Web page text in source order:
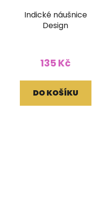
Indické náušnice
Design
135 Kč
DO KOŠÍKU